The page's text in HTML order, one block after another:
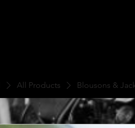
All Products Blousons &